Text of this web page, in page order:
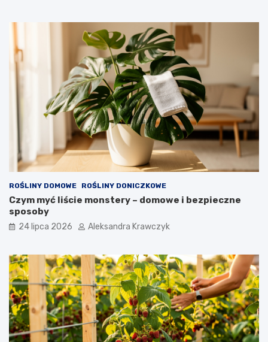
ROŚLINY DOMOWE ROŚLINY DONICZKOWE
Czym myć liście monstery – domowe i bezpieczne
sposoby
24 lipca 2026 Aleksandra Krawczyk